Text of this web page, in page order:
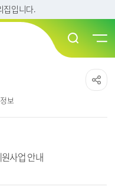
집입니다.
보
사업 안내